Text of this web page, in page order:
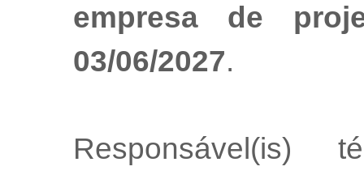
empresa de
03/06/2027.
Responsável(is)